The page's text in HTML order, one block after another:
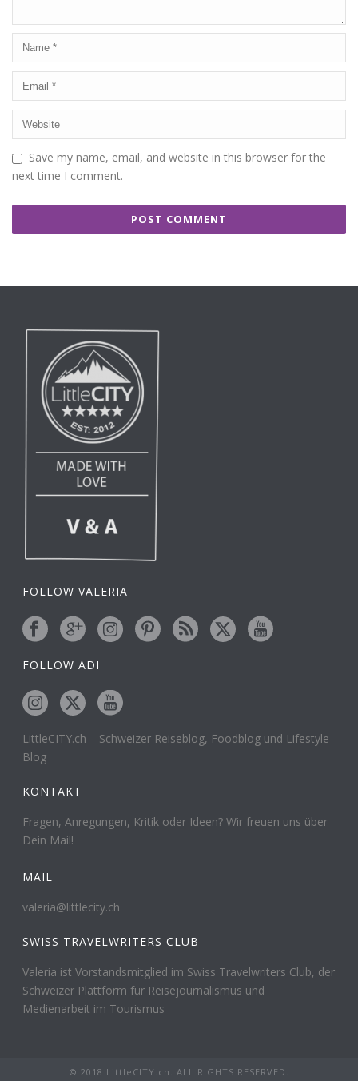
Save my name, email, and website in this browser for the
next time I comment.
FOLLOW VALERIA
FOLLOW ADI
LittleCITY.ch – Schweizer Reiseblog, Foodblog und Lifestyle-
Blog
KONTAKT
Fragen, Anregungen, Kritik oder Ideen? Wir freuen uns über
Dein Mail!
MAIL
valeria@littlecity.ch
SWISS TRAVELWRITERS CLUB
Valeria ist Vorstandsmitglied im Swiss Travelwriters Club, der
Schweizer Plattform für Reisejournalismus und
Medienarbeit im Tourismus
© 2018 LittleCITY.ch. ALL RIGHTS RESERVED.